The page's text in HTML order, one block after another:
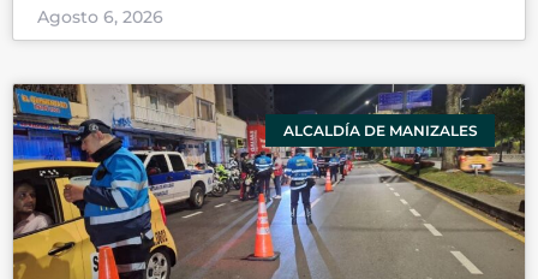
Agosto 6, 2026
ALCALDÍA DE MANIZALES